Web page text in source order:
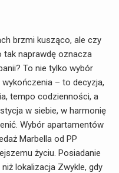
brzmi kusząco, ale czy
tak naprawdę oznacza
To nie tylko wybór
– to decyzja,
tempo codzienności, a
w siebie, w harmonię
Wybór apartamentów
Marbella od PP
życiu. Posiadanie
lokalizacja Zwykle, gdy